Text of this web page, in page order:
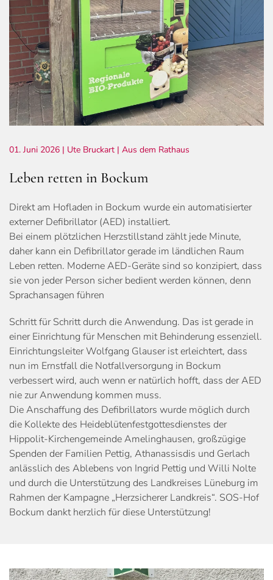
01. Juni 2026 | Ute Bruckart | Aus dem Rathaus
Leben retten in Bockum
Direkt am Hofladen in Bockum wurde ein automatisierter
externer Defibrillator (AED) installiert.
Bei einem plötzlichen Herzstillstand zählt jede Minute,
daher kann ein Defibrillator gerade im ländlichen Raum
Leben retten. Moderne AED-Geräte sind so konzipiert, dass
sie von jeder Person sicher bedient werden können, denn
Sprachansagen führen
Schritt für Schritt durch die Anwendung. Das ist gerade in
einer Einrichtung für Menschen mit Behinderung essenziell.
Einrichtungsleiter Wolfgang Glauser ist erleichtert, dass
nun im Ernstfall die Notfallversorgung in Bockum
verbessert wird, auch wenn er natürlich hofft, dass der AED
nie zur Anwendung kommen muss.
Die Anschaffung des Defibrillators wurde möglich durch
die Kollekte des Heideblütenfestgottesdienstes der
Hippolit-Kirchengemeinde Amelinghausen, großzügige
Spenden der Familien Pettig, Athanassisdis und Gerlach
anlässlich des Ablebens von Ingrid Pettig und Willi Nolte
und durch die Unterstützung des Landkreises Lüneburg im
Rahmen der Kampagne „Herzsicherer Landkreis“. SOS-Hof
Bockum dankt herzlich für diese Unterstützung!